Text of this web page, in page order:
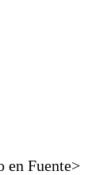
en Fuente>